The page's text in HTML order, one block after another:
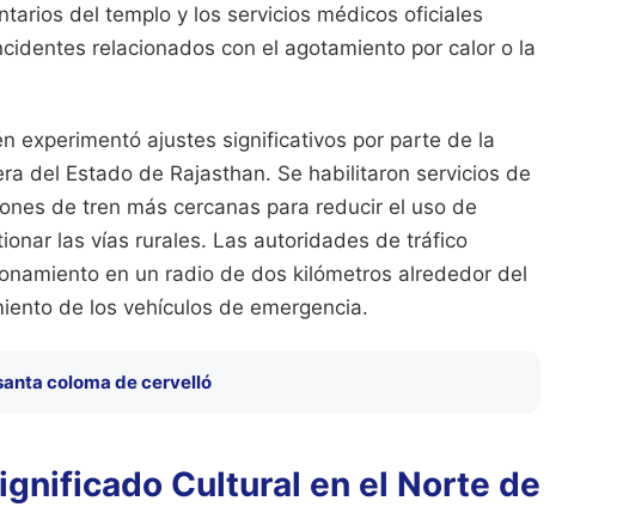
del templo y los servicios médicos oficiales
relacionados con el agotamiento por calor o la
experimentó ajustes significativos por parte de la
del Estado de Rajasthan. Se habilitaron servicios de
de tren más cercanas para reducir el uso de
las vías rurales. Las autoridades de tráfico
en un radio de dos kilómetros alrededor del
de los vehículos de emergencia.
coloma de cervelló
Cultural en el Norte de